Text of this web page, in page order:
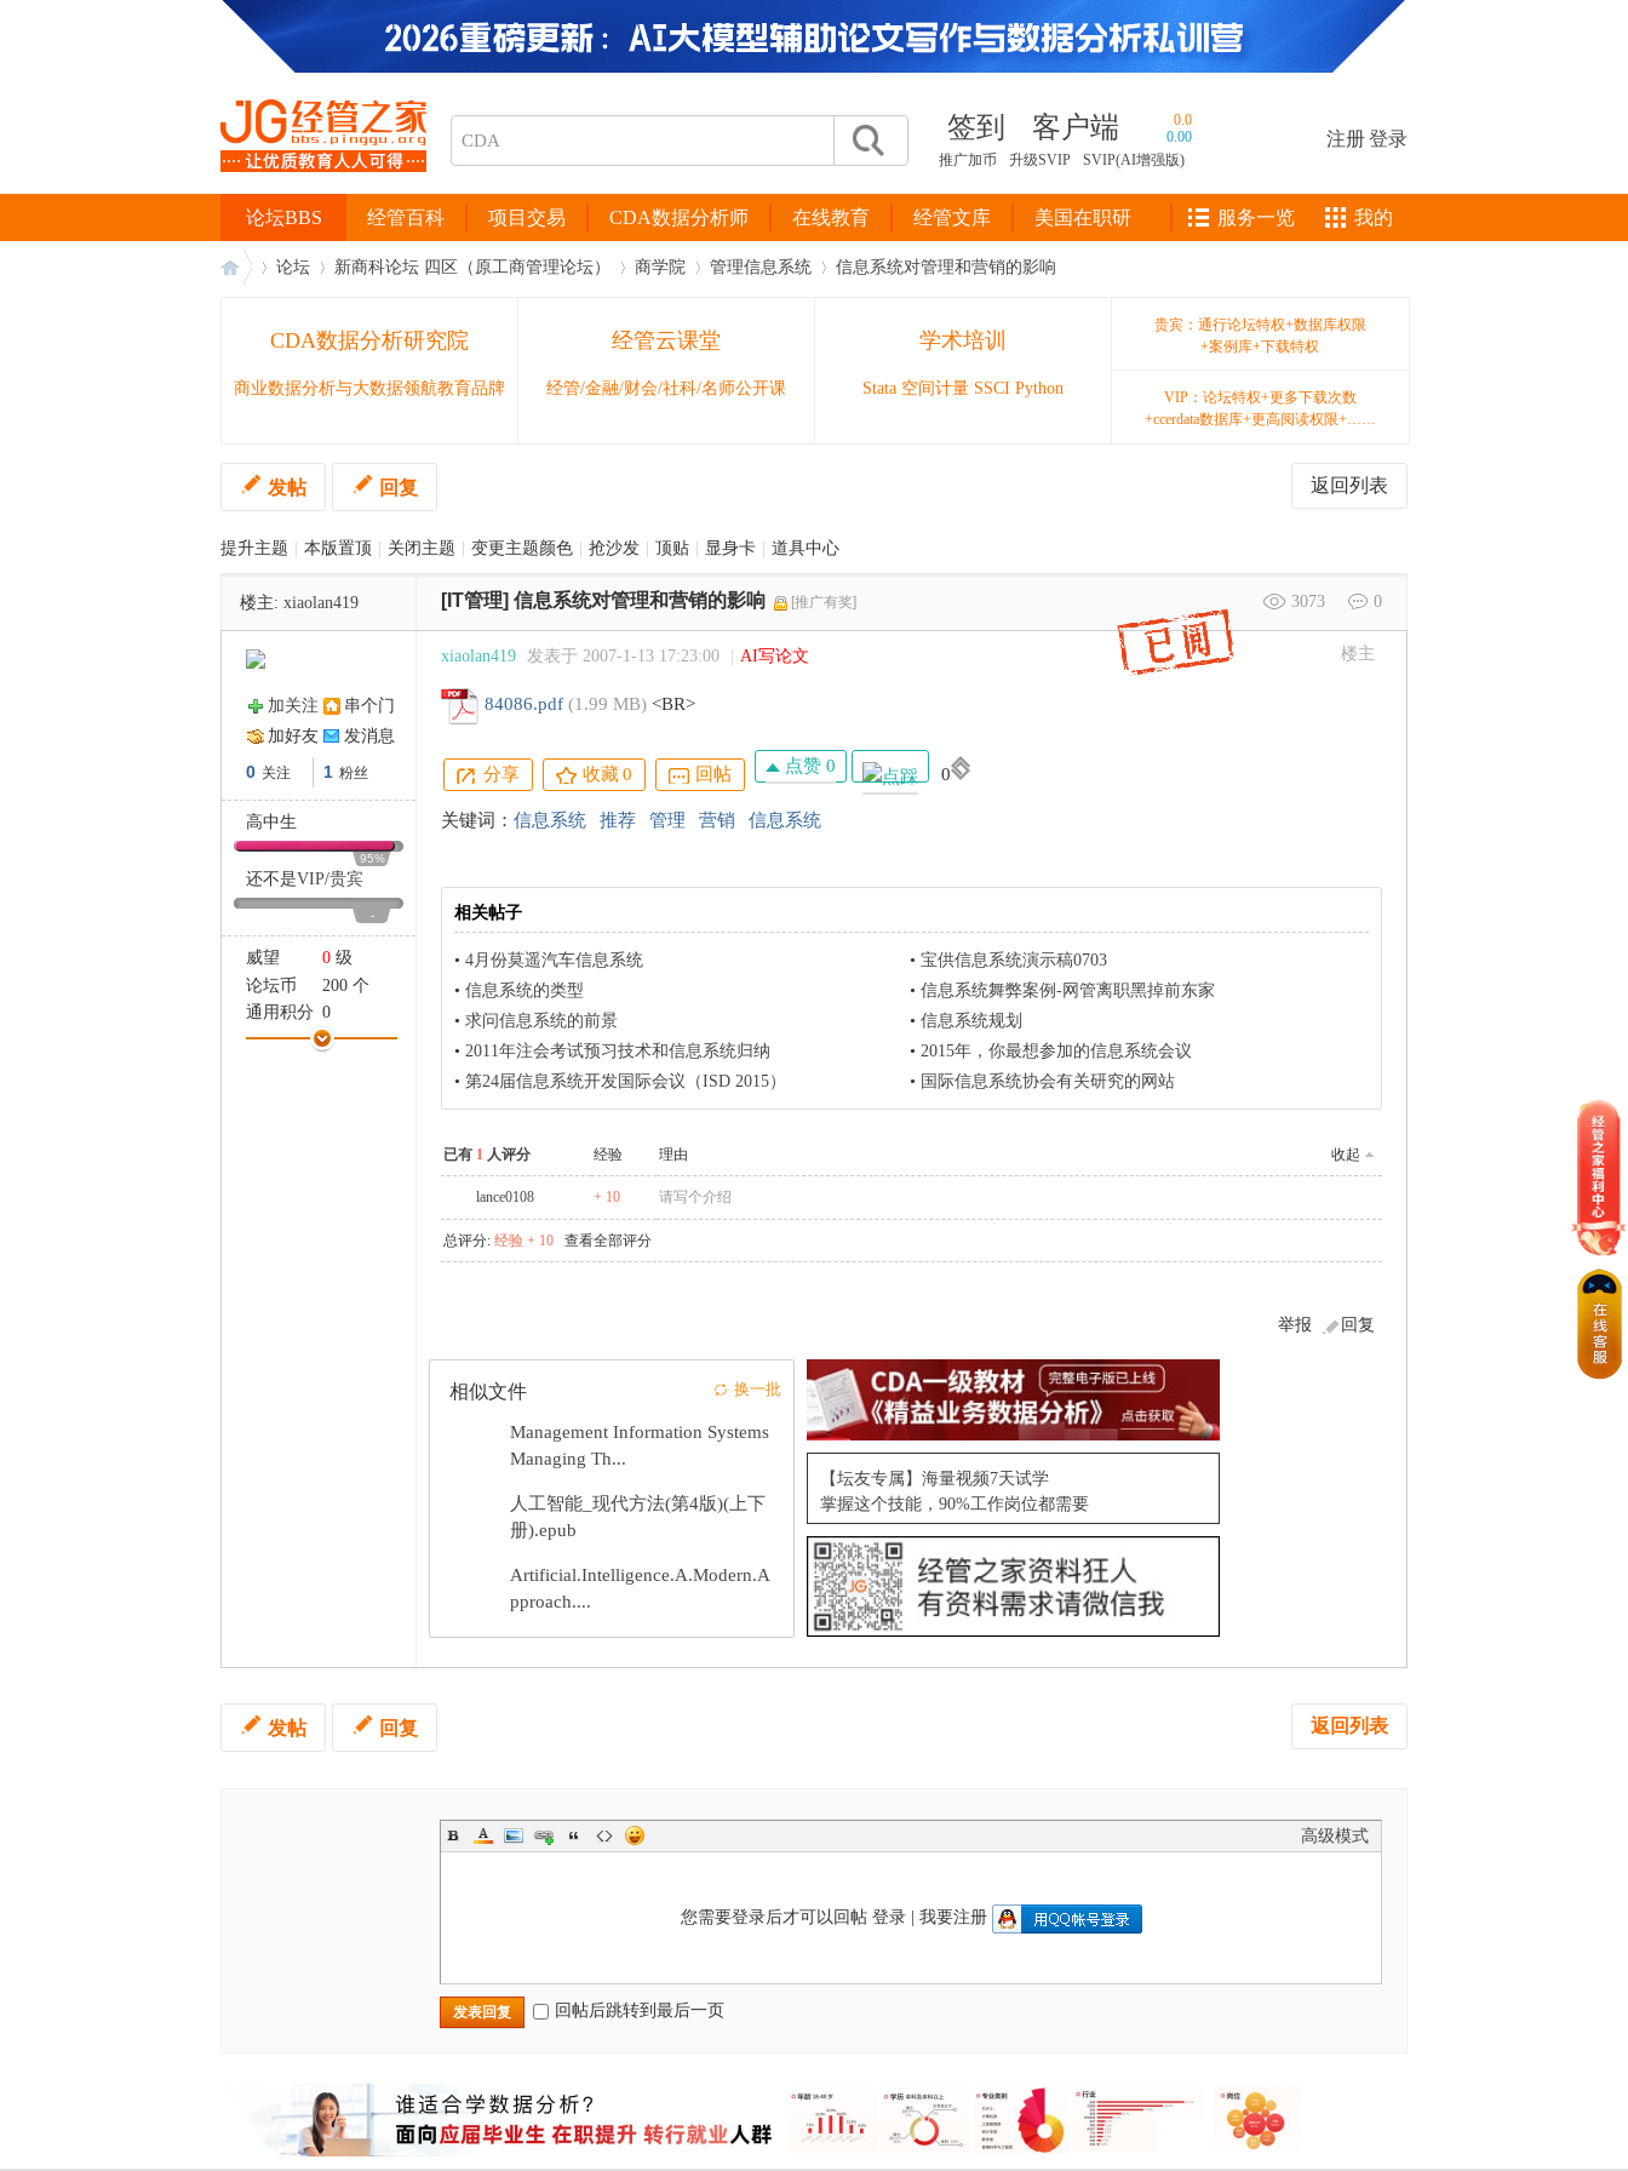
签到 客户端
0.0
0.00
推广加币
升级SVIP SVIP(AI增强版)
注册登录
经管百科 项目交易 CDA数据分析师 在线教育 经管文库 美国在职研
论坛BBS 服务一览 我的
之
论坛 新商科论坛 四区（原工商管理论坛） 商学院 管理信息系统 信息系统对管理和营销的影响
CDA数据分析研究院
商业数据分析与大数据领航教育品牌
经管云课堂
经管/金融/财会/社科/名师公开课
学术培训
Stata 空间计量 SSCI Python
贵宾：通行论坛特权+数据库权限
+案例库+下载特权
VIP：论坛特权+更多下载次数
+ccerdata数据库+更高阅读权限+……
返回列表
发帖 回复
提升主题 本版置顶 关闭主题 变更主题颜色 抢沙发 顶贴 显身卡 道具中心
楼主: xiaolan419 3073 0
[IT管理] 信息系统对管理和营销的影响 [推广有奖]
加关注
串个门
加好友
发消息
0 关注 1 粉丝
高中生
95%
还不是VIP/贵宾
-
威望 0 级
论坛币
200 个
通用积分 0
学术水平
0 点
楼主
xiaolan419 发表于 2007-1-13 17:23:00 AI写论文
84086.pdf (1.99 MB) <BR>
分享 收藏0 回帖 点赞 0 0
关键词： 信息系统 推荐 管理 营销 信息系统
相关帖子
• 4月份莫遥汽车信息系统 • 宝供信息系统演示稿0703
• 信息系统的类型 • 信息系统舞弊案例-网管离职黑掉前东家
• 求问信息系统的前景 • 信息系统规划
• 2011年注会考试预习技术和信息系统归纳 • 2015年，你最想参加的信息系统会议
• 第24届信息系统开发国际会议（ISD 2015） • 国际信息系统协会有关研究的网站
已有 1 人评分 经验 收起
理由
lance0108 + 10 请写个介绍
总评分: 经验 + 10 查看全部评分
回复
举报
相似文件 换一批
Management Information Systems
Managing Th...
人工智能_现代方法(第4版)(上下
册).epub
Artificial.Intelligence.A.Modern.A
pproach....
【坛友专属】海量视频7天试学
掌握这个技能，90%工作岗位都需要
返回列表
发帖 回复
高级模式
您需要登录后才可以回帖 登录| 我要注册
发表回复 回帖后跳转到最后一页